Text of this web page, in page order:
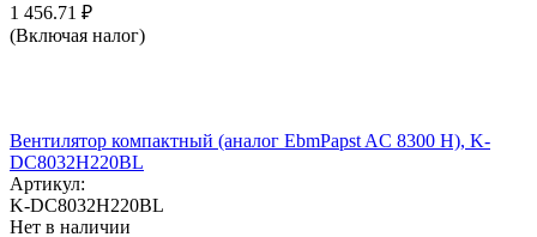
1 456.71 ₽
(Включая налог)
Вентилятор компактный (аналог EbmPapst AC 8300 H), K-
DC8032H220BL
Артикул:
K-DC8032H220BL
Нет в наличии